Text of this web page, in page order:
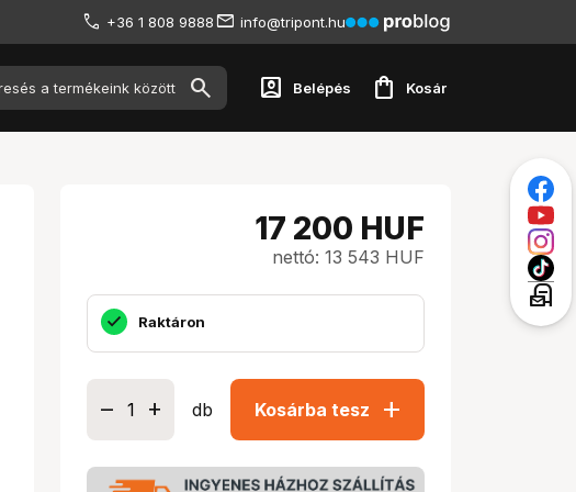
+36 1 808 9888 info@tripont.hu
account_box Belépés shopping_bag Kosár
17 200 HUF
nettó: 13 543 HUF
Raktáron
db Kosárba tesz add
local_post_office